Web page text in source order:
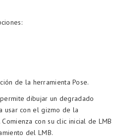
de la herramienta Pose.
dibujar un degradado
usar con el gizmo de la
con su clic inicial de LMB
del LMB.